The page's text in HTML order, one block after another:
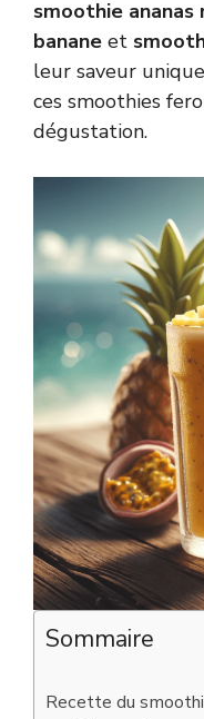
smoothie ananas
banane et
leur saveur
ces smoothies
dégustation.
Sommaire
Recette du